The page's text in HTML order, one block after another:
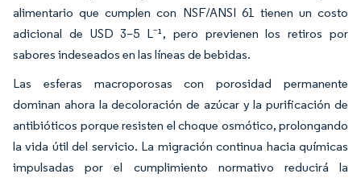
alimentario que cumplen con NSF/ANSI 61 tienen un costo
adicional de USD 3–5 L⁻¹, pero previenen los retiros por
sabores indeseados en las líneas de bebidas.
Las esferas macroporosas con porosidad permanente
dominan ahora la decoloración de azúcar y la purificación de
antibióticos porque resisten el choque osmótico, prolongando
la vida útil del servicio. La migración continua hacia químicas
impulsadas por el cumplimiento normativo reducirá la